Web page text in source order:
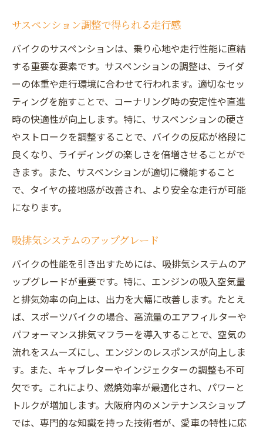
サスペンション調整で得られる走行感
バイクのサスペンションは、乗り心地や走行性能に直結
する重要な要素です。サスペンションの調整は、ライダ
ーの体重や走行環境に合わせて行われます。適切なセッ
ティングを施すことで、コーナリング時の安定性や直進
時の快適性が向上します。特に、サスペンションの硬さ
やストロークを調整することで、バイクの反応が格段に
良くなり、ライディングの楽しさを倍増させることがで
きます。また、サスペンションが適切に機能すること
で、タイヤの接地感が改善され、より安全な走行が可能
になります。
吸排気システムのアップグレード
バイクの性能を引き出すためには、吸排気システムのア
ップグレードが重要です。特に、エンジンの吸入空気量
と排気効率の向上は、出力を大幅に改善します。たとえ
ば、スポーツバイクの場合、高流量のエアフィルターや
パフォーマンス排気マフラーを導入することで、空気の
流れをスムーズにし、エンジンのレスポンスが向上しま
す。また、キャブレターやインジェクターの調整も不可
欠です。これにより、燃焼効率が最適化され、パワーと
トルクが増加します。大阪府内のメンテナンスショップ
では、専門的な知識を持った技術者が、愛車の特性に応